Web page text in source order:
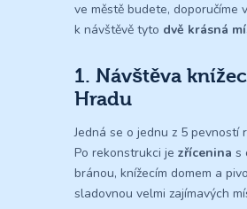
ve městě budete, doporučíme
k návštěvě tyto dvě krásná
1. Návštěva
Hradu
Jedná se o jednu z 5 pevností
Po rekonstrukci je zřícenina s
bránou, knížecím domem a
sladovnou velmi zajímavých